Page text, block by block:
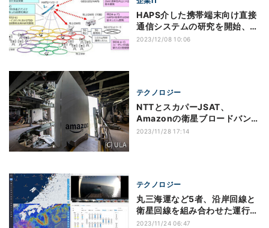
HAPS介した携帯端末向け直接
通信システムの研究を開始、
NTTドコモら
2023/12/08 10:06
テクノロジー
NTTとスカパーJSAT、
Amazonの衛星ブロードバンド
サービスを日本で提供へ
2023/11/28 17:14
テクノロジー
丸三海運など5者、沿岸回線と
衛星回線を組み合わせた運行管
理実験を実証
2023/11/24 06:47